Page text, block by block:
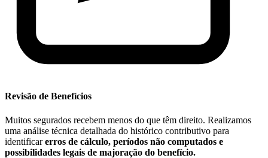
Revisão de Benefícios
Muitos segurados recebem menos do que têm direito. Realizamos
uma análise técnica detalhada do histórico contributivo para
identificarerros de cálculo, períodos não computados e
possibilidades legais de majoração do benefício.